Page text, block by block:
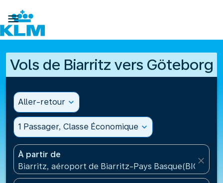

Vols de Biarritz vers Göteborg
Aller-retour expand_more
1 Passager, Classe Économique expand_more
À partir de
Biarritz, aéroport de Biarritz-Pays Basque(BIQ),
close